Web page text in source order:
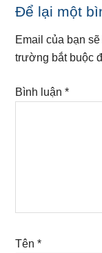
Reader
Để lại một
Email của bạn
trường bắt buộc
Bình luận*
Tên*